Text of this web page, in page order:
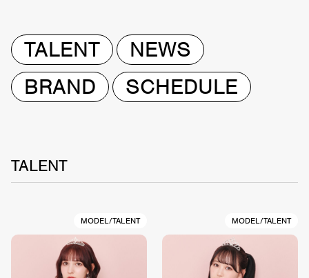
TALENT
NEWS
BRAND
SCHEDULE
TALENT
MODEL/TALENT MODEL/TALENT